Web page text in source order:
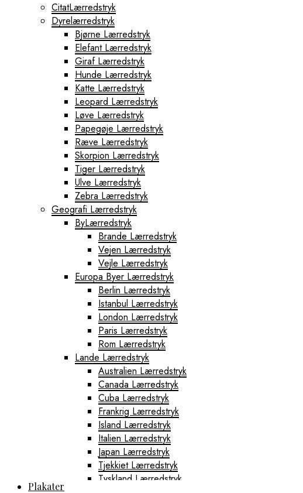
Island Fototapeter
Italien Fototapeter
Japan Fototapeter
Kenya Fototapeter
Tyskland Fototapeter
Verdens Byfototapeter
Boston Fototapeter
Chicago Fototapeter
Los Angeles Fototapeter
Miami Fototapeter
New York City Fototapeter
Philadelphia Fototapeter
San Francisco Fototapeter
Shanghai Fototapeter
Sydney Fototapeter
Tokyo Fototapeter
Verdenskort Fototapeter
CitatLærredstryk
Dyrelærredstryk
Bjørne Lærredstryk
Elefant Lærredstryk
Giraf Lærredstryk
Hunde Lærredstryk
Katte Lærredstryk
Leopard Lærredstryk
Løve Lærredstryk
Papegøje Lærredstryk
Ræve Lærredstryk
Skorpion Lærredstryk
Tiger Lærredstryk
Ulve Lærredstryk
Zebra Lærredstryk
Geografi Lærredstryk
ByLærredstryk
Brande Lærredstryk
Vejen Lærredstryk
Vejle Lærredstryk
Europa Byer Lærredstryk
Berlin Lærredstryk
Istanbul Lærredstryk
London Lærredstryk
Paris Lærredstryk
Rom Lærredstryk
Lande Lærredstryk
Australien Lærredstryk
Canada Lærredstryk
Cuba Lærredstryk
Frankrig Lærredstryk
Island Lærredstryk
Italien Lærredstryk
Japan Lærredstryk
Tjekkiet Lærredstryk
Tyskland Lærredstryk
Plakater